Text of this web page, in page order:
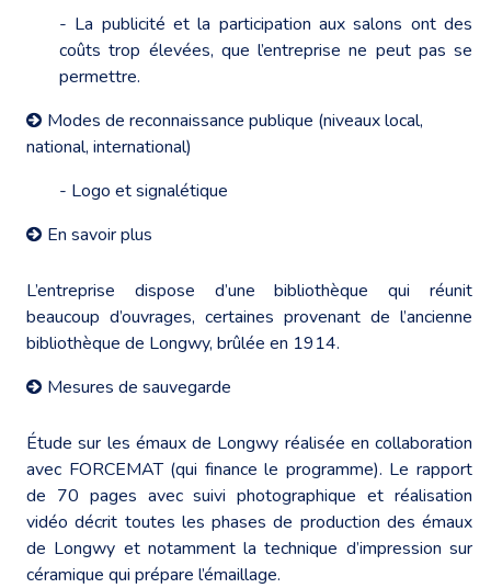
- La publicité et la participation aux salons ont des
coûts trop élevées, que l’entreprise ne peut pas se
permettre.
Modes de reconnaissance publique (niveaux local,
national, international)
- Logo et signalétique
En savoir plus
L’entreprise dispose d’une bibliothèque qui réunit
beaucoup d’ouvrages, certaines provenant de l’ancienne
bibliothèque de Longwy, brûlée en 1914.
Mesures de sauvegarde
Étude sur les émaux de Longwy réalisée en collaboration
avec FORCEMAT (qui finance le programme). Le rapport
de 70 pages avec suivi photographique et réalisation
vidéo décrit toutes les phases de production des émaux
de Longwy et notamment la technique d’impression sur
céramique qui prépare l’émaillage.